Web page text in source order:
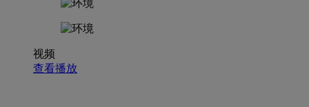
视频
查看播放